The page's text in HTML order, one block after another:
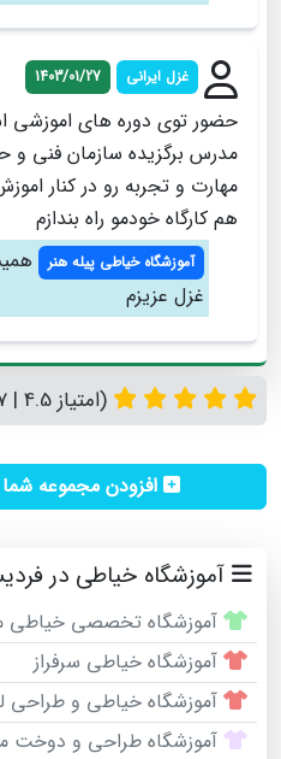
غزل ایرانی 1403/01/27
حضور توی دوره های اموزشی
مدرس برگزیده سازمان فنی و
مهارت و تجربه رو در کنار
هم کارگاه خودمو راه بندازم
آموزشگاه خیاطی پیله هنر
غزل عزیزم
(امتیاز 4.5 | 497 رای)
افزودن مجموعه
آموزشگاه خیاطی در
آموزشگاه تخصصی خیاطی
آموزشگاه خیاطی سرفراز
آموزشگاه خیاطی و
آموزشگاه طراحی و دوخت